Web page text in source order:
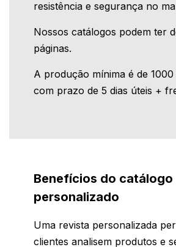
resistência e segurança no
Nossos catálogos podem ter
páginas.
A produção mínima é de 1000
com prazo de 5 dias úteis +
Benefícios do catálogo
personalizado
Uma revista personalizada
clientes analisem produtos e